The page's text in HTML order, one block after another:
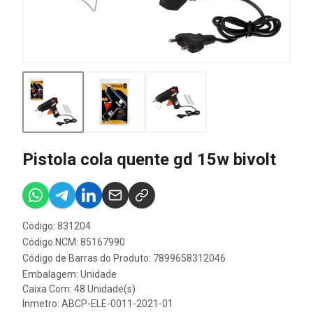
Pistola cola quente gd 15w bivolt
Código: 831204
Código NCM: 85167990
Código de Barras do Produto: 7899658312046
Embalagem: Unidade
Caixa Com: 48 Unidade(s)
Inmetro: ABCP-ELE-0011-2021-01